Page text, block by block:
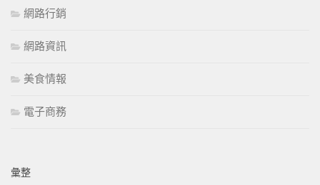
網路行銷
網路資訊
美食情報
電子商務
彙整